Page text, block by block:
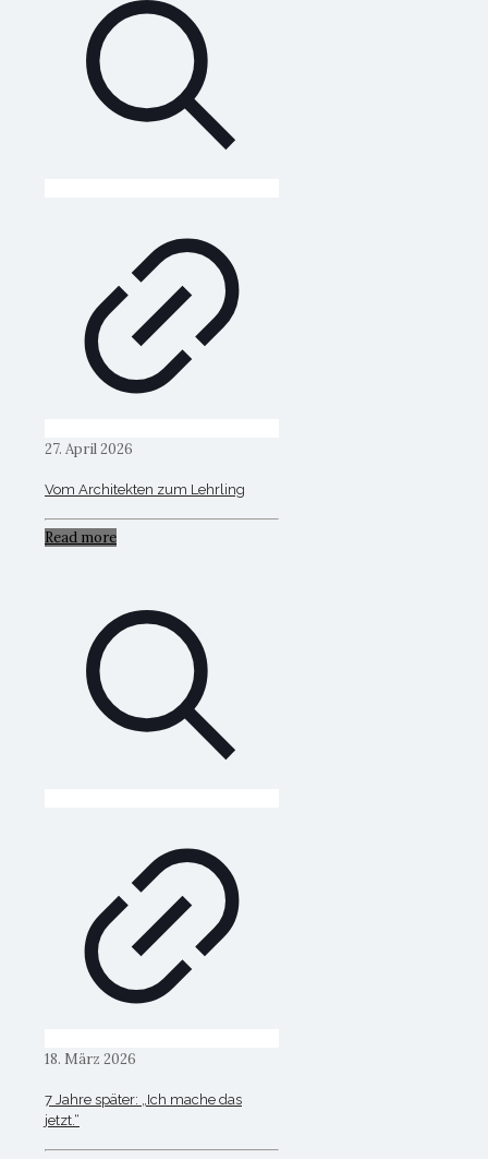
27. April 2026
Vom Architekten zum Lehrling
Read more
18. März 2026
7 Jahre später: „Ich mache das
jetzt.“